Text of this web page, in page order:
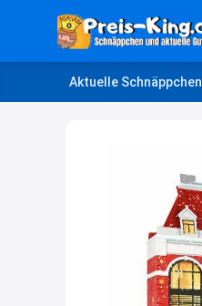
Aktuelle Schnäppchen